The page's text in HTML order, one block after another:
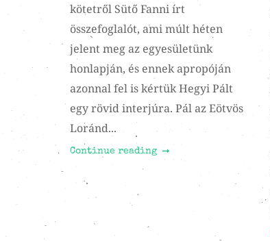
kötetről Sütő Fanni írt
összefoglalót, ami múlt héten
jelent meg az egyesületünk
honlapján, és ennek apropóján
azonnal fel is kértük Hegyi Pált
egy rövid interjúra. Pál az Eötvös
Loránd...
Continue reading